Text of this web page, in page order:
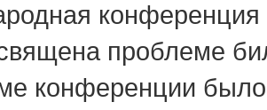
конференция
проблеме
конференции